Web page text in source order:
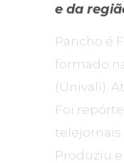
e da
Pancho é
formado
(Univali).
Foi
telejornais
Produziu